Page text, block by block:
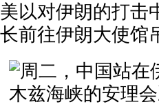
美以对伊朗的打击
长前往伊朗大使馆